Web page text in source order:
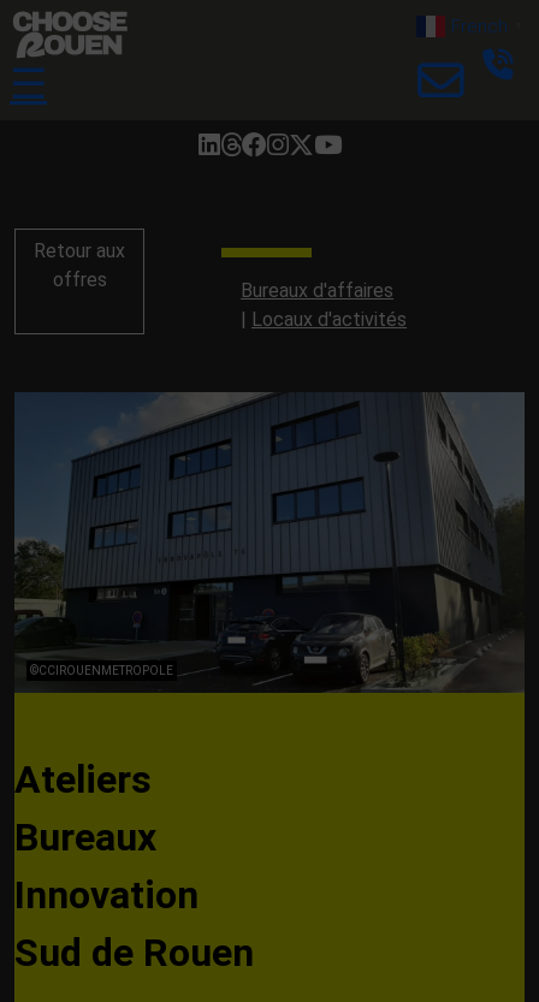
☰
French
Retour aux
offres
Bureaux d'affaires
Locaux d'activités
Ateliers
Bureaux
Innovation
Sud de Rouen
©CCIROUENMETROPOLE